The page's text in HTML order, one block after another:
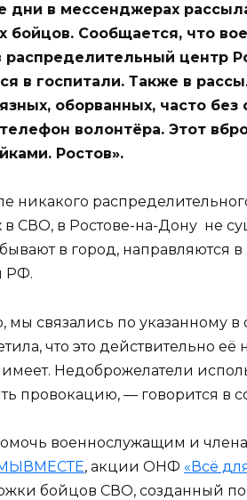
дни в мессенджерах
бойцов. Сообщается, что
распределительный центр
в госпитали. Также в
оборванных, часто
волонтёра. Этот
Ростов».
никакого
в СВО, в Ростове-на-Дону не
в город, направляются
РФ.
мы связались по указанному
что это действительно
Недоброжелатели
провокацию, — говорится в
военнослужащим и
, акции ОНФ «Всё
бойцов СВО, созданный по